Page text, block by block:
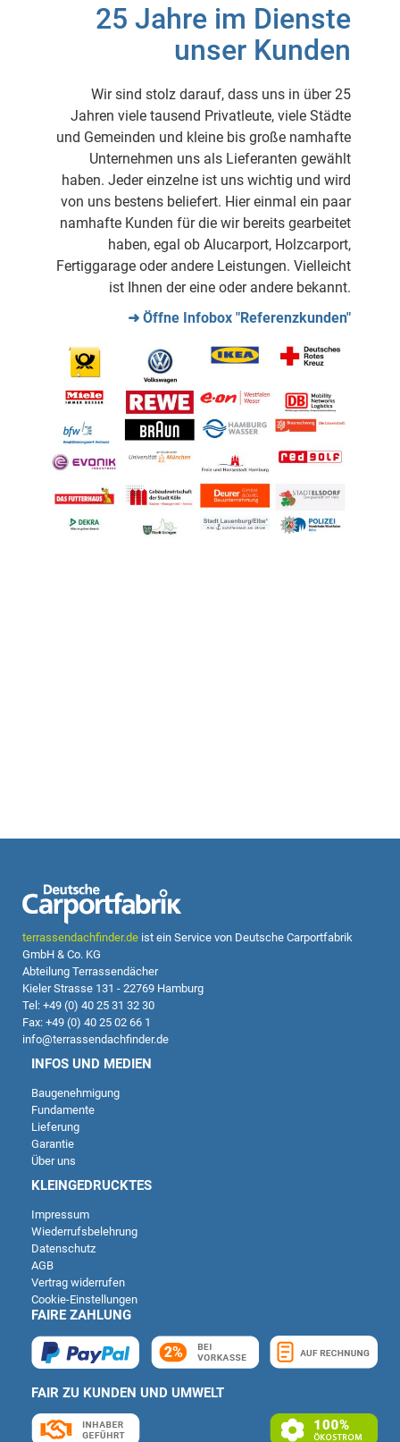
25 Jahre im Dienste
unser Kunden
Wir sind stolz darauf, dass uns in über 25
Jahren viele tausend Privatleute, viele Städte
und Gemeinden und kleine bis große namhafte
Unternehmen uns als Lieferanten gewählt
haben. Jeder einzelne ist uns wichtig und wird
von uns bestens beliefert. Hier einmal ein paar
namhafte Kunden für die wir bereits gearbeitet
haben, egal ob Alucarport, Holzcarport,
Fertiggarage oder andere Leistungen. Vielleicht
ist Ihnen der eine oder andere bekannt.
➜ Öffne Infobox "Referenzkunden"
terrassendachfinder.de ist ein Service von Deutsche Carportfabrik
GmbH & Co. KG
Abteilung Terrassendächer
Kieler Strasse 131 - 22769 Hamburg
Tel: +49 (0) 40 25 31 32 30
Fax: +49 (0) 40 25 02 66 1
info@terrassendachfinder.de
INFOS UND MEDIEN
Baugenehmigung
Fundamente
Lieferung
Garantie
Über uns
KLEINGEDRUCKTES
Impressum
Wiederrufsbelehrung
Datenschutz
AGB
Vertrag widerrufen
Cookie-Einstellungen
FAIRE ZAHLUNG
FAIR ZU KUNDEN UND UMWELT